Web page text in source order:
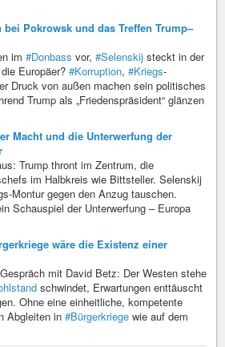
Pokrowsk und das Treffen Trump–
im #Donbass vor, #Selenskij steckt in der
Europäer? #Korruption, #Kriegs­
Druck von außen machen sein politisches
Trump als „Friedenspräsident“ glänzen
Macht und die Unterwerfung der
Trump thront im Zentrum, die
im Halbkreis wie Bittsteller. Selenskij
Montur gegen den Anzug tauschen.
Schauspiel der Unterwerfung – Europa
wäre die Existenz einer
mit David Betz: Der Westen stehe
schwindet, Erwartungen enttäuscht
Ohne eine einheitliche, kompetente
Abgleiten in #Bürgerkriege wie auf dem